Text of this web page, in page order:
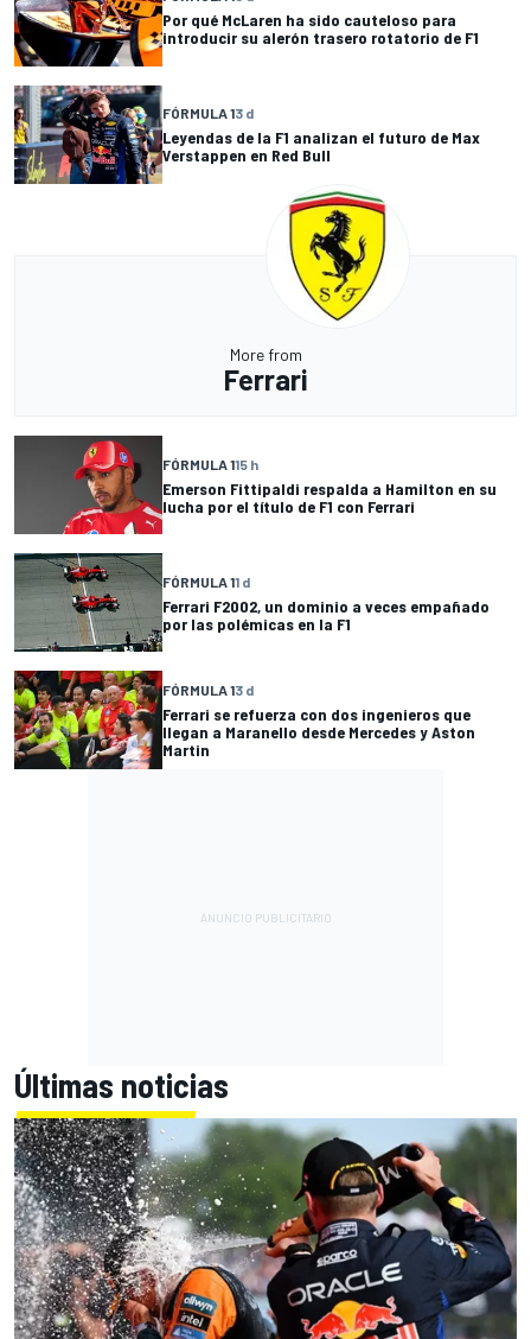
Por qué McLaren ha sido cauteloso para
introducir su alerón trasero rotatorio de F1
FÓRMULA 13 d
Leyendas de la F1 analizan el futuro de Max
Verstappen en Red Bull
More from
Ferrari
FÓRMULA 115 h
Emerson Fittipaldi respalda a Hamilton en su
lucha por el título de F1 con Ferrari
FÓRMULA 11 d
Ferrari F2002, un dominio a veces empañado
por las polémicas en la F1
FÓRMULA 13 d
Ferrari se refuerza con dos ingenieros que
llegan a Maranello desde Mercedes y Aston
Martin
Últimas noticias